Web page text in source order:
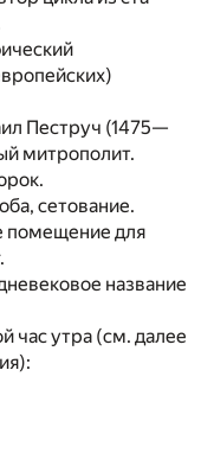
Пеструч (1475—
митрополит.
сетование.
помещение для
название
час утра (см. далее